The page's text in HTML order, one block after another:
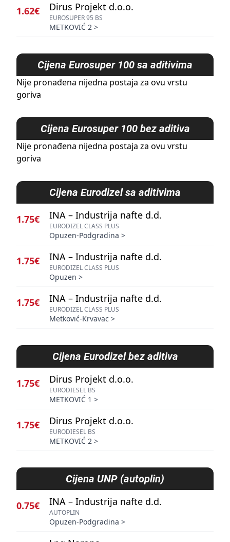
1.62€ Dirus Projekt d.o.o.
EUROSUPER 95 BS
METKOVIĆ 2 >
Cijena Eurosuper 100 sa aditivima
Nije pronađena nijedna postaja za ovu vrstu
goriva
Cijena Eurosuper 100 bez aditiva
Nije pronađena nijedna postaja za ovu vrstu
goriva
Cijena Eurodizel sa aditivima
1.75€ INA – Industrija nafte d.d.
EURODIZEL CLASS PLUS
Opuzen-Podgradina >
1.75€ INA – Industrija nafte d.d.
EURODIZEL CLASS PLUS
Opuzen >
1.75€ INA – Industrija nafte d.d.
EURODIZEL CLASS PLUS
Metković-Krvavac >
Cijena Eurodizel bez aditiva
1.75€ Dirus Projekt d.o.o.
EURODIESEL BS
METKOVIĆ 1 >
1.75€ Dirus Projekt d.o.o.
EURODIESEL BS
METKOVIĆ 2 >
Cijena UNP (autoplin)
0.75€ INA – Industrija nafte d.d.
AUTOPLIN
Opuzen-Podgradina >